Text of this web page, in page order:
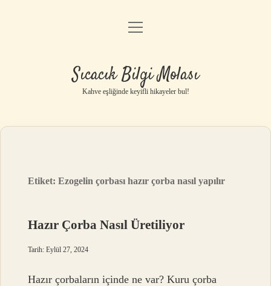
Anasayfa
Yasal Uyarı
menüyü
Sıcacık Bilgi Molası
Kahve eşliğinde keyifli hikayeler bul!
Etiket:Ezogelin çorbası hazır çorba nasıl yapılır
Hazır Çorba Nasıl Üretiliyor
Tarih: Eylül 27, 2024
Hazır çorbaların içinde ne var? Kuru çorba